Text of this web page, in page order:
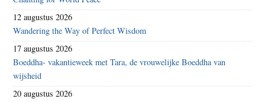
12 augustus 2026
Wandering the Way of Perfect Wisdom
17 augustus 2026
Boeddha- vakantieweek met Tara, de vrouwelijke Boeddha van
wijsheid
20 augustus 2026